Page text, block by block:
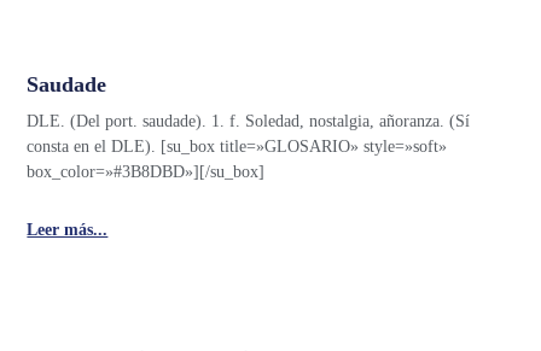
Saudade
DLE. (Del port. saudade). 1. f. Soledad, nostalgia, añoranza. (Sí
consta en el DLE). [su_box title=»GLOSARIO» style=»soft»
box_color=»#3B8DBD»][/su_box]
Leer más...